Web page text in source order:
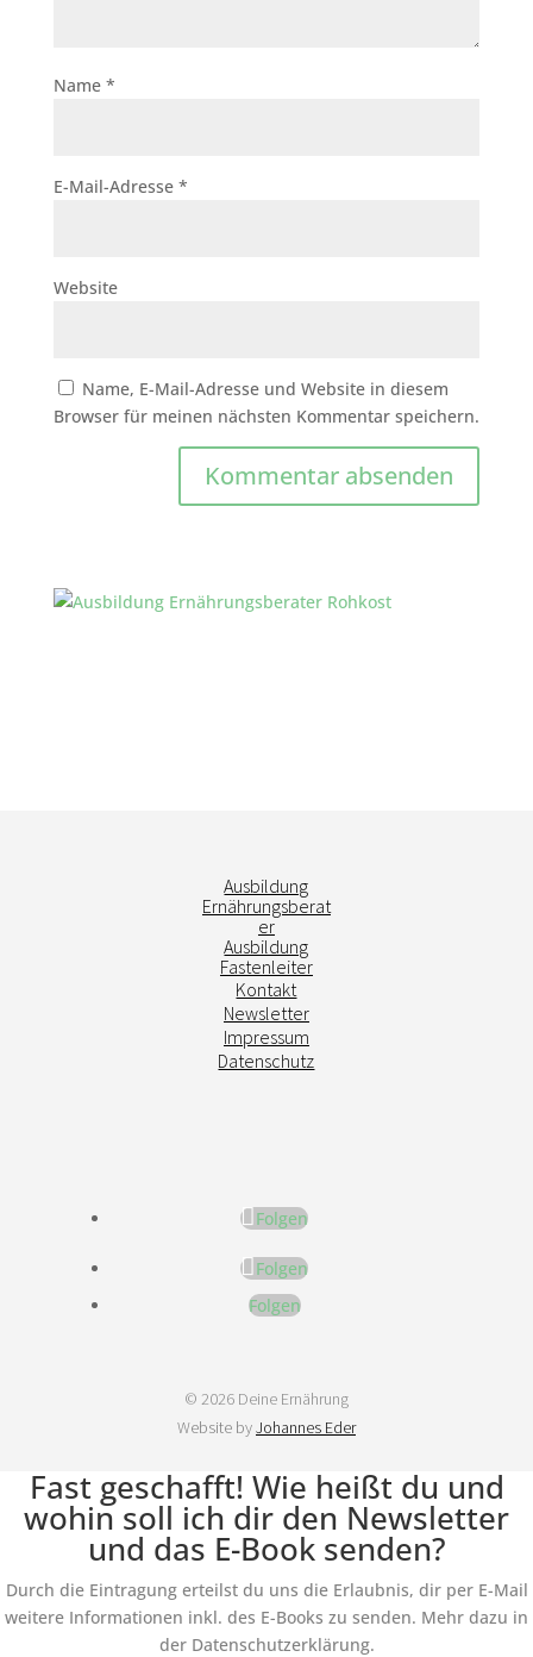
Name *
E-Mail-Adresse *
Website
Name, E-Mail-Adresse und Website in diesem
Browser für meinen nächsten Kommentar speichern.
Ausbildung
Ernährungsberat
er
Ausbildung
Fastenleiter
Kontakt
Newsletter
Impressum
Datenschutz
Folgen
Folgen
Folgen
© 2026 Deine Ernährung
Website byJohannes Eder
Fast geschafft! Wie heißt du und
wohin soll ich dir den Newsletter
und das E-Book senden?
Durch die Eintragung erteilst du uns die Erlaubnis, dir per E-Mail
weitere Informationen inkl. des E-Books zu senden. Mehr dazu in
der Datenschutzerklärung.